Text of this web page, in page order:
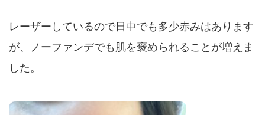
レーザーしているので日中でも多少赤みはあります
が、ノーファンデでも肌を褒められることが増えま
した。